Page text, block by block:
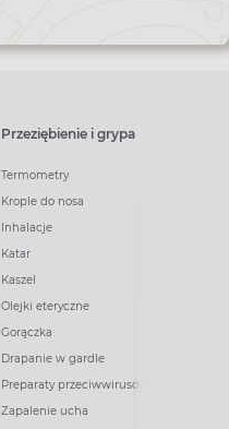
Przeziębienie i grypa
Termometry
Krople do nosa
Inhalacje
Katar
Kaszel
Olejki eteryczne
Gorączka
Drapanie w gardle
Preparaty przeciwwirusowe
Zapalenie ucha